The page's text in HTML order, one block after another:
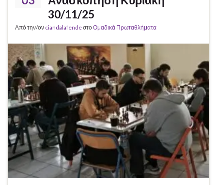
30/11/25
Από την/ον ciandalafendeστοΟμαδικά Πρωταθλήματα